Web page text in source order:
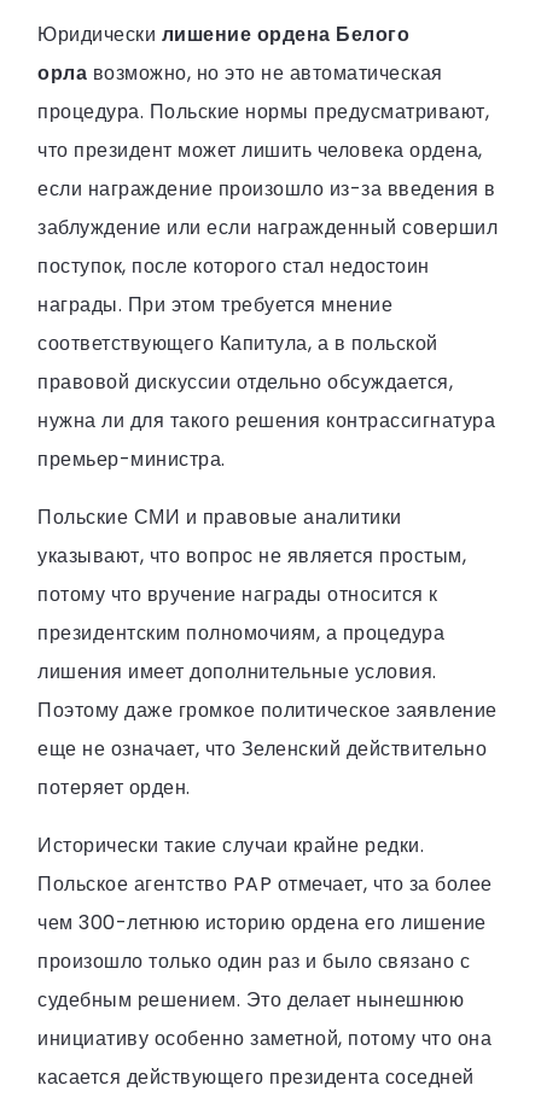
Юридически лишение ордена Белого
орла возможно, но это не автоматическая
процедура. Польские нормы предусматривают,
что президент может лишить человека ордена,
если награждение произошло из-за введения в
заблуждение или если награжденный совершил
поступок, после которого стал недостоин
награды. При этом требуется мнение
соответствующего Капитула, а в польской
правовой дискуссии отдельно обсуждается,
нужна ли для такого решения контрассигнатура
премьер-министра.
Польские СМИ и правовые аналитики
указывают, что вопрос не является простым,
потому что вручение награды относится к
президентским полномочиям, а процедура
лишения имеет дополнительные условия.
Поэтому даже громкое политическое заявление
еще не означает, что Зеленский действительно
потеряет орден.
Исторически такие случаи крайне редки.
Польское агентство PAP отмечает, что за более
чем 300-летнюю историю ордена его лишение
произошло только один раз и было связано с
судебным решением. Это делает нынешнюю
инициативу особенно заметной, потому что она
касается действующего президента соседней